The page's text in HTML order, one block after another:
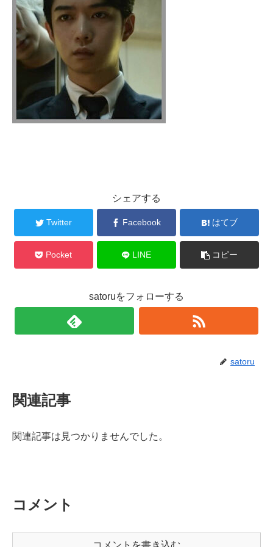
シェアする
Twitter Facebook はてブ
Pocket LINE コピー
satoruをフォローする
satoru
関連記事
関連記事は見つかりませんでした。
コメント
コメントを書き込む